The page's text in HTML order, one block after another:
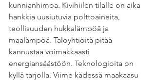
kunnianhimoa. Kivihiilen tilalle on aika
hankkia uusiutuvia polttoaineita,
teollisuuden hukkalämpöä ja
maalämpöä. Taloyhtiöitä pitää
kannustaa voimakkaasti
energiansäästöön. Teknologioita on
kyllä tarjolla. Viime kädessä maakaasu